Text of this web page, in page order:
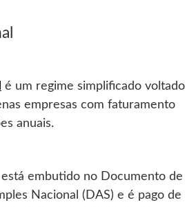
é um regime simplificado voltado
empresas com faturamento
anuais.
está embutido no Documento de
Nacional (DAS) e é pago de